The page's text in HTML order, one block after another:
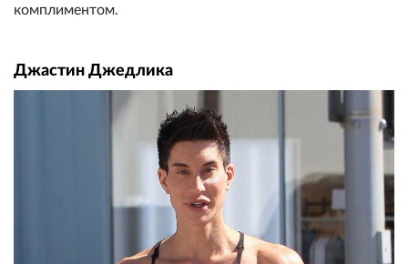
комплиментом.
Джастин Джедлика